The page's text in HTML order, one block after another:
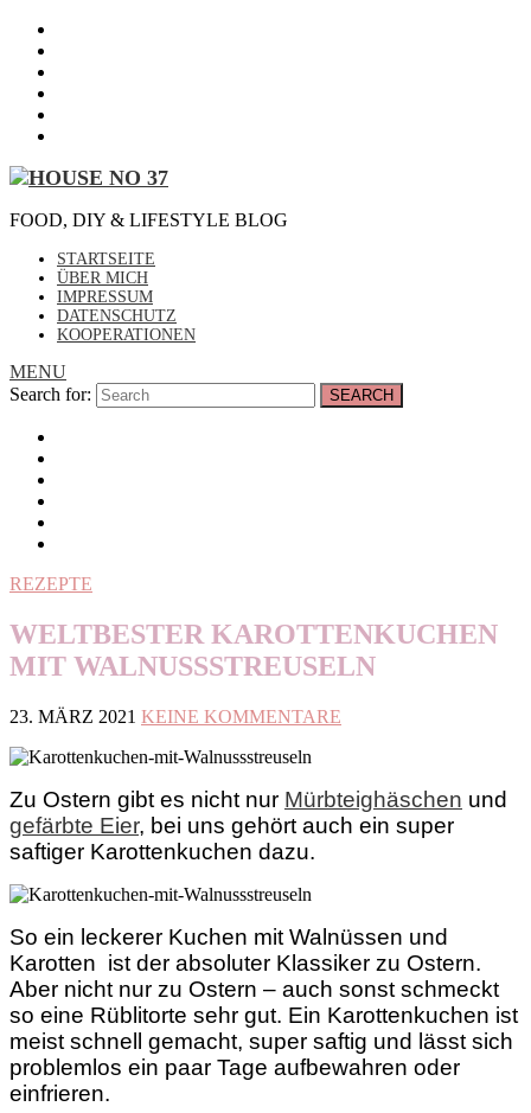
FOOD, DIY & LIFESTYLE BLOG
STARTSEITE
ÜBER MICH
IMPRESSUM
DATENSCHUTZ
KOOPERATIONEN
MENU
Search for:
SEARCH
REZEPTE
WELTBESTER KAROTTENKUCHEN
MIT WALNUSSSTREUSELN
23. MÄRZ 2021 KEINE KOMMENTARE
Zu Ostern gibt es nicht nur Mürbteighäschen und
gefärbte Eier, bei uns gehört auch ein super
saftiger Karottenkuchen dazu.
So ein leckerer Kuchen mit Walnüssen und
Karotten ist der absoluter Klassiker zu Ostern.
Aber nicht nur zu Ostern – auch sonst schmeckt
so eine Rüblitorte sehr gut. Ein Karottenkuchen ist
meist schnell gemacht, super saftig und lässt sich
problemlos ein paar Tage aufbewahren oder
einfrieren.